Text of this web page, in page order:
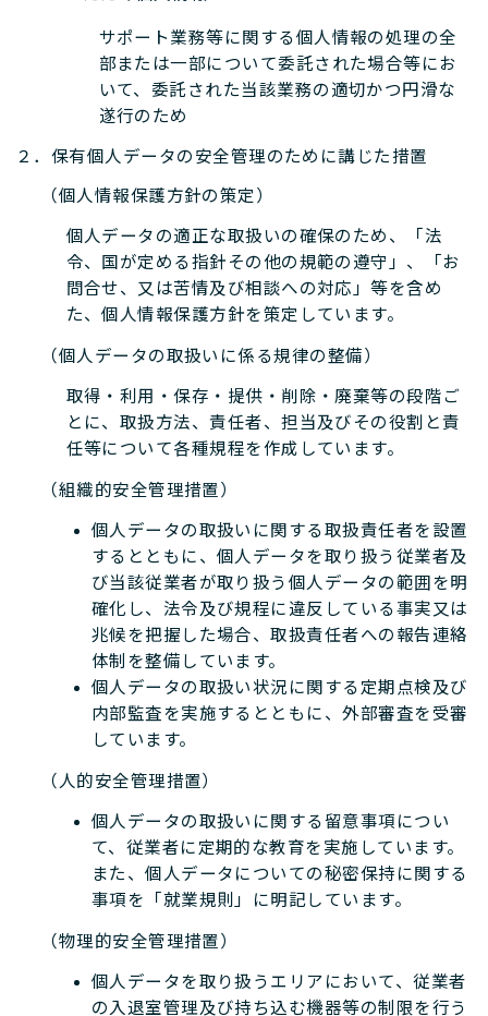
サポート業務等に関する個人情報の処理の全
部または一部について委託された場合等にお
いて、委託された当該業務の適切かつ円滑な
遂行のため
２．保有個人データの安全管理のために講じた措置
（個人情報保護方針の策定）
個人データの適正な取扱いの確保のため、「法
令、国が定める指針その他の規範の遵守」、「お
問合せ、又は苦情及び相談への対応」等を含め
た、個人情報保護方針を策定しています。
（個人データの取扱いに係る規律の整備）
取得・利用・保存・提供・削除・廃棄等の段階ご
とに、取扱方法、責任者、担当及びその役割と責
任等について各種規程を作成しています。
（組織的安全管理措置）
個人データの取扱いに関する取扱責任者を設置
するとともに、個人データを取り扱う従業者及
び当該従業者が取り扱う個人データの範囲を明
確化し、法令及び規程に違反している事実又は
兆候を把握した場合、取扱責任者への報告連絡
体制を整備しています。
個人データの取扱い状況に関する定期点検及び
内部監査を実施するとともに、外部審査を受審
しています。
（人的安全管理措置）
個人データの取扱いに関する留意事項につい
て、従業者に定期的な教育を実施しています。
また、個人データについての秘密保持に関する
事項を「就業規則」に明記しています。
（物理的安全管理措置）
個人データを取り扱うエリアにおいて、従業者
の入退室管理及び持ち込む機器等の制限を行う